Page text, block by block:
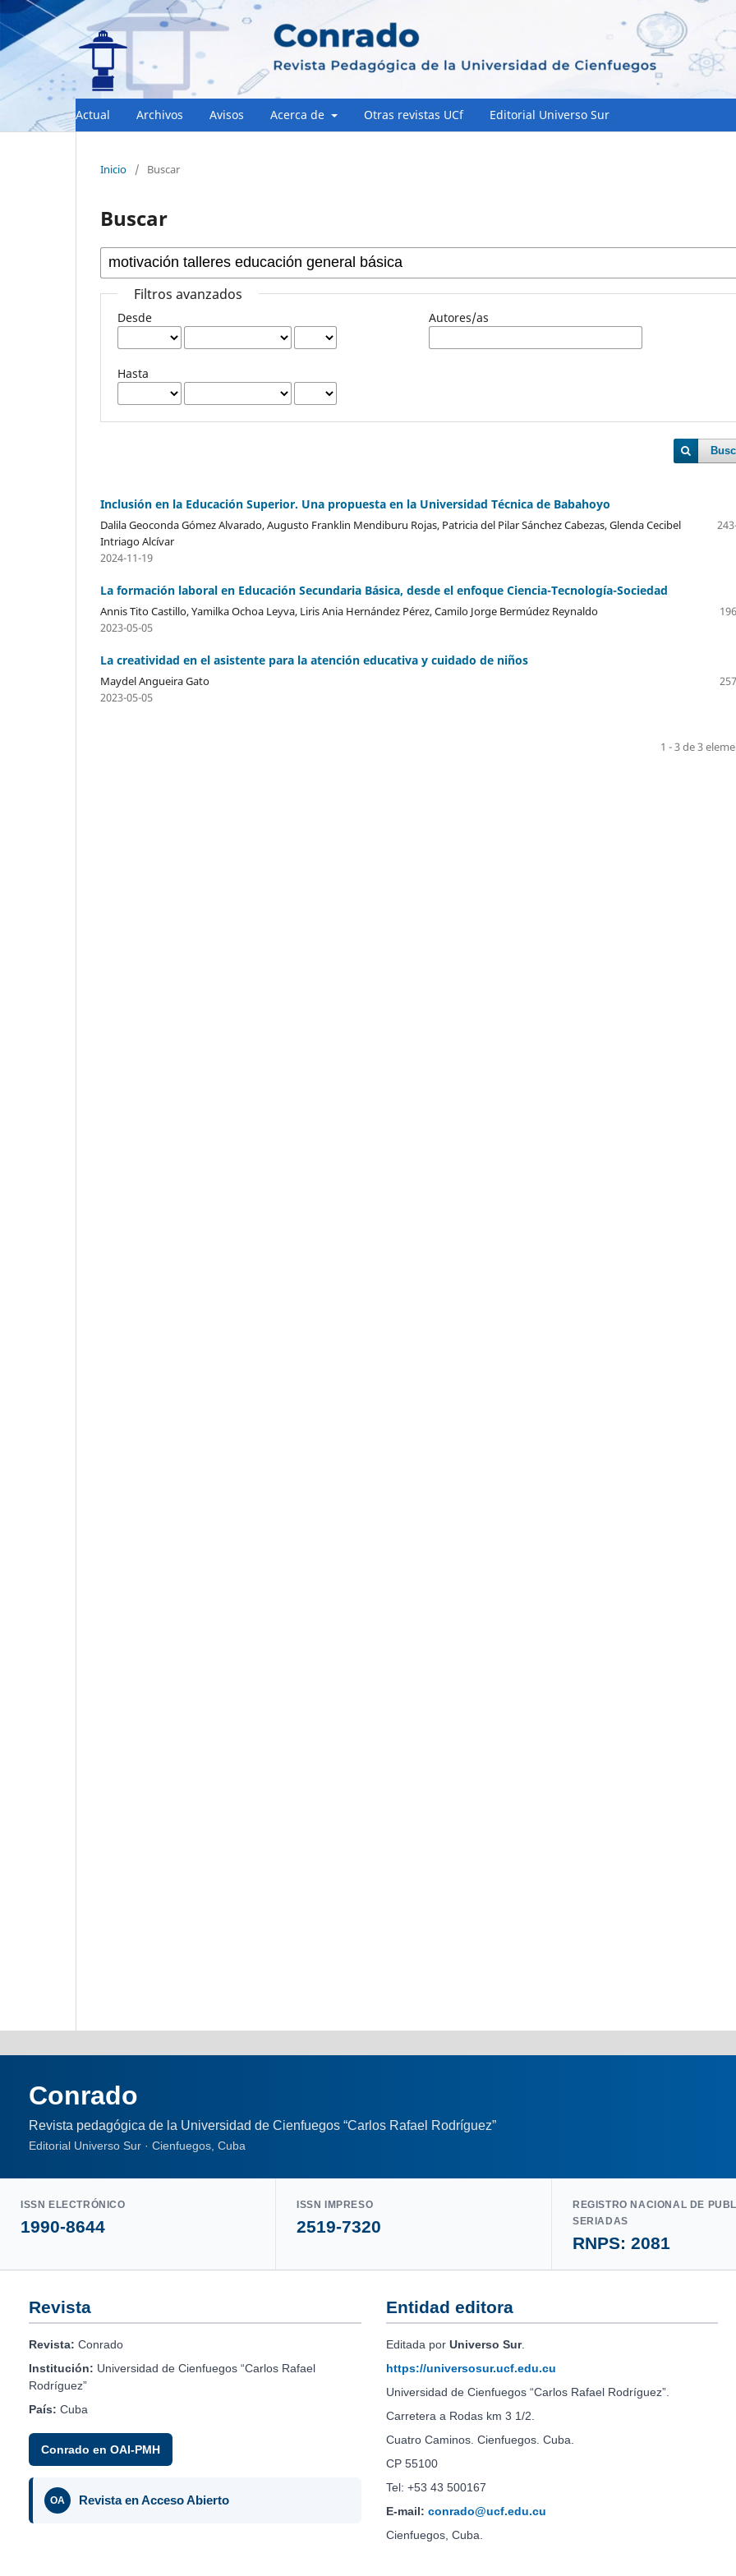
Actual Archivos Avisos Acerca de Otras revistas UCf Editorial Universo Sur
Inicio / Buscar
Buscar
Filtros avanzados
Desde
Hasta
Autores/as
Inclusión en la Educación Superior. Una propuesta en la Universidad Técnica de Babahoyo
Dalila Geoconda Gómez Alvarado, Augusto Franklin Mendiburu Rojas, Patricia del Pilar Sánchez Cabezas, Glenda Cecibel
Intriago Alcívar
2024-11-19
La formación laboral en Educación Secundaria Básica, desde el enfoque Ciencia-Tecnología-Sociedad
Annis Tito Castillo, Yamilka Ochoa Leyva, Liris Ania Hernández Pérez, Camilo Jorge Bermúdez Reynaldo
2023-05-05
La creatividad en el asistente para la atención educativa y cuidado de niños
Maydel Angueira Gato
2023-05-05
1 - 3 de 3
Conrado
Revista pedagógica de la Universidad de Cienfuegos “Carlos Rafael Rodríguez”
Editorial Universo Sur · Cienfuegos, Cuba
ISSN ELECTRÓNICO
1990-8644
ISSN IMPRESO
2519-7320
REGISTRO NACIONAL DE
SERIADAS
RNPS: 2081
Revista
Revista: Conrado
Institución: Universidad de Cienfuegos “Carlos Rafael
Rodríguez”
País: Cuba
Conrado en OAI-PMH
OA Revista en Acceso Abierto
Entidad editora
Editada por Universo Sur.
https://universosur.ucf.edu.cu
Universidad de Cienfuegos “Carlos Rafael Rodríguez”.
Carretera a Rodas km 3 1/2.
Cuatro Caminos. Cienfuegos. Cuba.
CP 55100
Tel: +53 43 500167
E-mail: conrado@ucf.edu.cu
Cienfuegos, Cuba.